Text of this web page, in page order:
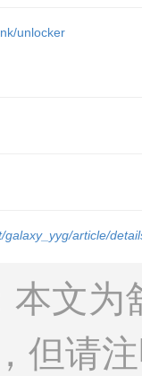
unlocker
galaxy_yyg/article/
本文
但请